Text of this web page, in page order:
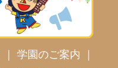
｜学園のご案内